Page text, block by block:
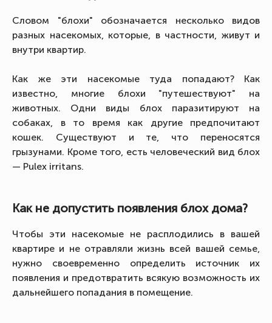
Словом "блохи" обозначается несколько видов
разных насекомых, которые, в частности, живут и
внутри квартир.
Как же эти насекомые туда попадают? Как
известно, многие блохи "путешествуют" на
животных. Одни виды блох паразитируют на
собаках, в то время как другие предпочитают
кошек. Существуют и те, что переносятся
грызунами. Кроме того, есть человеческий вид блох
— Pulex irritans.
Как не допустить появления блох дома?
Чтобы эти насекомые не расплодились в вашей
квартире и не отравляли жизнь всей вашей семье,
нужно своевременно определить источник их
появления и предотвратить всякую возможность их
дальнейшего попадания в помещение.